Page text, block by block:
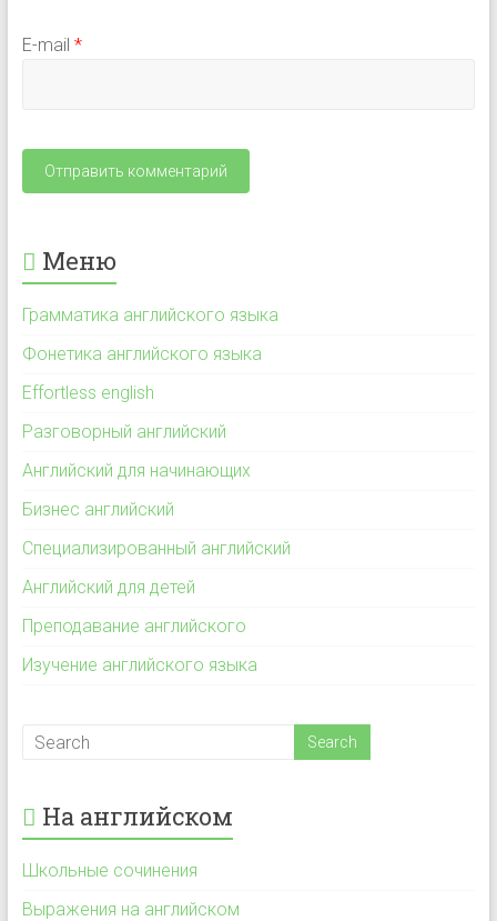
E-mail *
Меню
Грамматика английского языка
Фонетика английского языка
Effortless english
Разговорный английский
Английский для начинающих
Бизнес английский
Специализированный английский
Английский для детей
Преподавание английского
Изучение английского языка
На английском
Школьные сочинения
Выражения на английском